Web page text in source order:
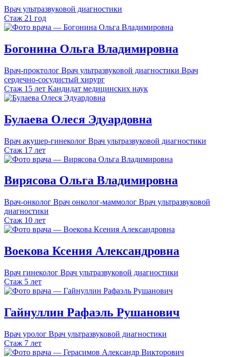
Врач ультразвуковой диагностики
Стаж 21 год
Богонина Ольга Владимировна
Врач-проктолог Врач ультразвуковой диагностики Врач
сердечно-сосудистый хирург
Стаж 15 лет Кандидат медицинских наук
Булаева Олеся Эдуардовна
Врач акушер-гинеколог Врач ультразвуковой диагностики
Стаж 17 лет
Вирясова Ольга Владимировна
Врач-онколог Врач онколог-маммолог Врач ультразвуковой
диагностики
Стаж 10 лет
Воекова Ксения Александровна
Врач гинеколог Врач ультразвуковой диагностики
Стаж 5 лет
Гайнуллин Рафаэль Рушанович
Врач уролог Врач ультразвуковой диагностики
Стаж 7 лет